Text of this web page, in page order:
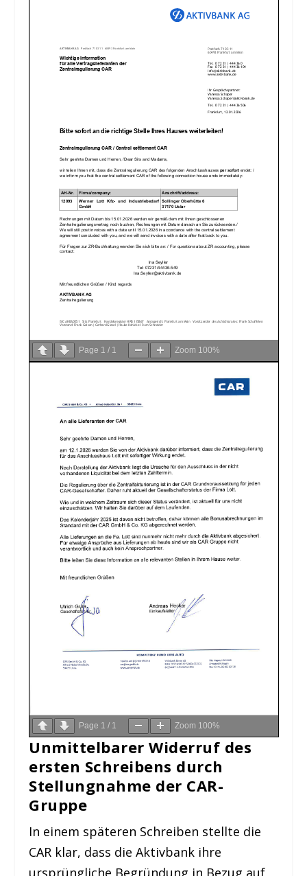
Page 1 / 1 Zoom 100%
Page 1 / 1 Zoom 100%
Unmittelbarer Widerruf des
ersten Schreibens durch
Stellungnahme der CAR-
Gruppe
In einem späteren Schreiben stellte die
CAR klar, dass die Aktivbank ihre
ursprüngliche Begründung in Bezug auf